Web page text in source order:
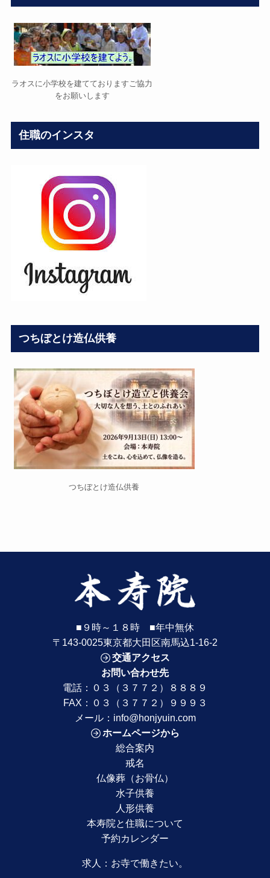
ラオスに小学校を建てておりますご協力
をお願いします
住職のインスタ
つちぼとけ造仏供養
つちぼとけ造仏供養
■９時～１８時 ■年中無休
〒143-0025東京都大田区南馬込1-16-2
交通アクセス
お問い合わせ先
電話： ０３（３７７２）８８８９
FAX：０３（３７７２）９９９３
メール： info@honjyuin.com
ホームページから
総合案内
戒名
仏像葬（お骨仏）
水子供養
人形供養
本寿院と住職について
予約カレンダー
求人： お寺で働きたい。